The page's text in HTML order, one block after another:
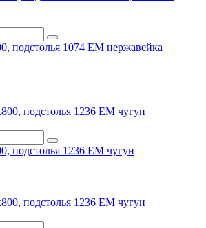
подстолья 1074 ЕМ нержавейка
подстолья 1236 ЕМ чугун